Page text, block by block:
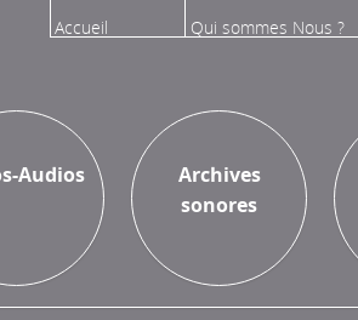
Accueil Qui sommes Nous ?
Archives
sonores
Sur l'Inathèque
Audios